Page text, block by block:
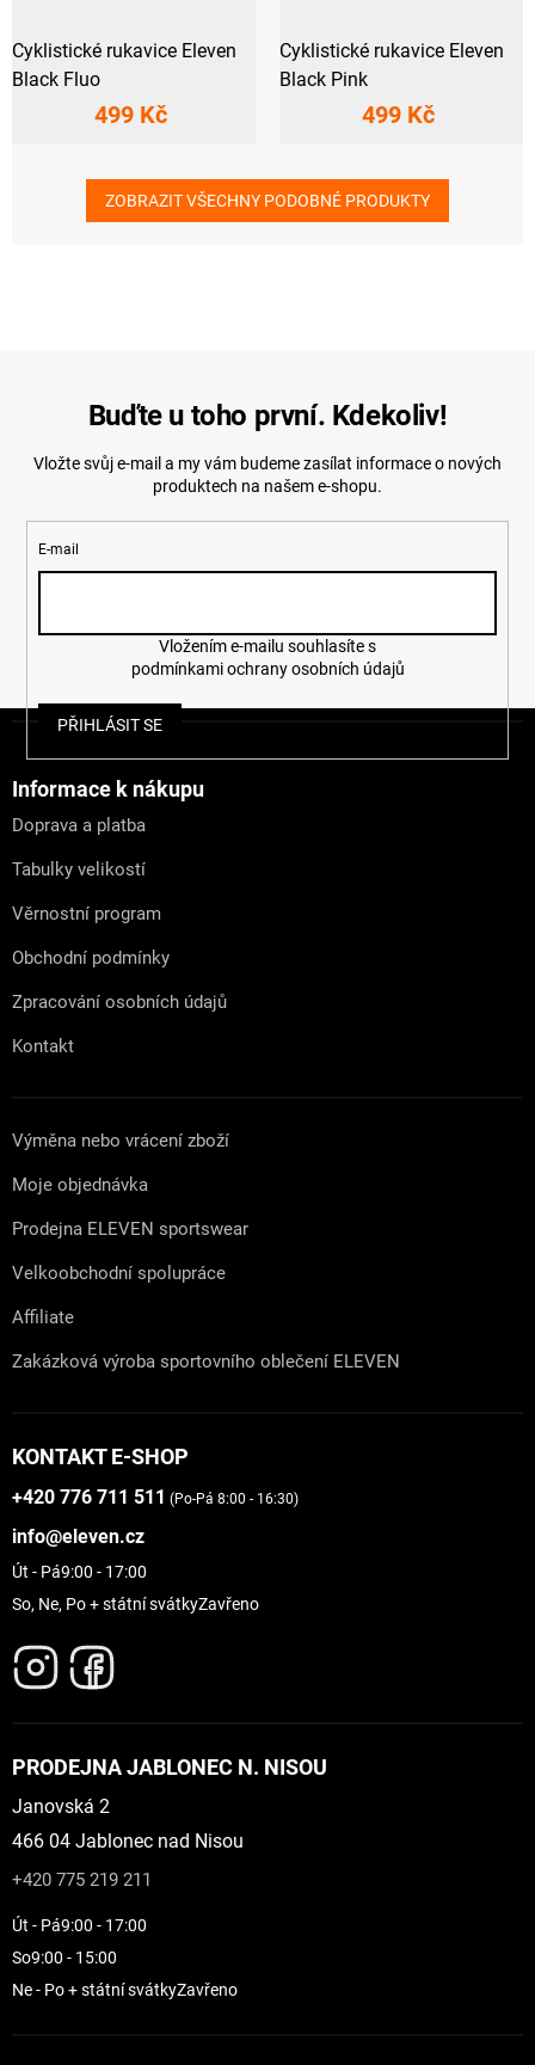
Cyklistické rukavice Eleven
Black Fluo
499 Kč
Cyklistické rukavice Eleven
Black Pink
499 Kč
ZOBRAZIT VŠECHNY PODOBNÉ PRODUKTY
Buďte u toho první. Kdekoliv!
Vložte svůj e-mail a my vám budeme zasílat informace o nových
produktech na našem e-shopu.
E-mail
podmínkami ochrany osobních údajů
PŘIHLÁSIT SE
Informace k nákupu
Doprava a platba
Tabulky velikostí
Věrnostní program
Obchodní podmínky
Zpracování osobních údajů
Kontakt
Výměna nebo vrácení zboží
Moje objednávka
Prodejna ELEVEN sportswear
Velkoobchodní spolupráce
Affiliate
Zakázková výroba sportovního oblečení ELEVEN
KONTAKT E-SHOP
+420 776 711 511 (Po-Pá 8:00 - 16:30)
info@eleven.cz
Út - Pá9:00 - 17:00
So, Ne, Po + státní svátkyZavřeno
PRODEJNA JABLONEC N. NISOU
Janovská 2
466 04 Jablonec nad Nisou
+420 775 219 211
Út - Pá9:00 - 17:00
So9:00 - 15:00
Ne - Po + státní svátkyZavřeno